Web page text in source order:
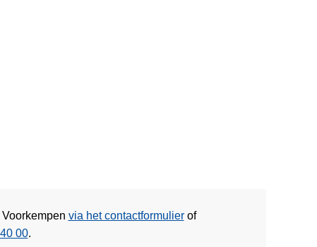
via het contactformulierof
00.